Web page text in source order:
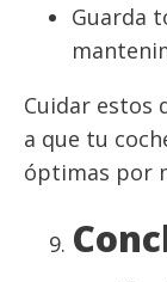
Guarda
Cuidar estos
a que tu
óptimas por